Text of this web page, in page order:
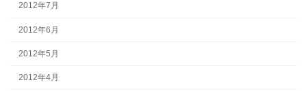
2012年7月
2012年6月
2012年5月
2012年4月